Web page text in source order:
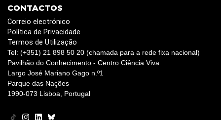
CONTACTOS
Correio electrónico
Política de Privacidade
Termos de Utilização
Tel: (+351) 21 898 50 20 (chamada para a rede fixa nacional)
Pavilhão do Conhecimento - Centro Ciência Viva
Largo José Mariano Gago n.º1
Parque das Nações
1990-073 Lisboa, Portugal